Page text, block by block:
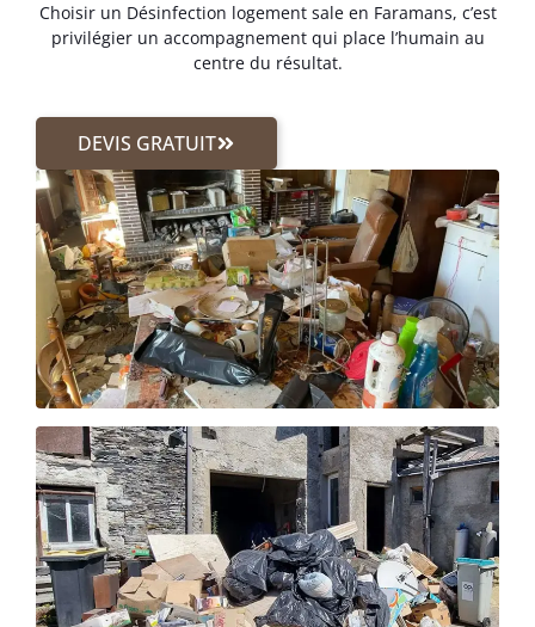
Choisir un Désinfection logement sale en Faramans, c’est
privilégier un accompagnement qui place l’humain au
centre du résultat.
DEVIS GRATUIT